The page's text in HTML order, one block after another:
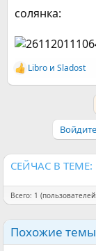
солянка:
Р
е
Libro и Sladost
СЕЙЧАС В ТЕМЕ:
Всего: 1
Похожие темы